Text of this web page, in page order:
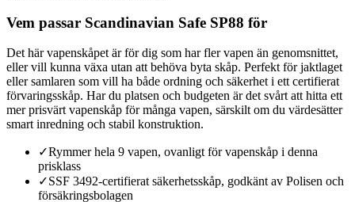
Vem passar Scandinavian Safe SP88 för
Det här vapenskåpet är för dig som har fler vapen än genomsnittet,
eller vill kunna växa utan att behöva byta skåp. Perfekt för jaktlaget
eller samlaren som vill ha både ordning och säkerhet i ett certifierat
förvaringsskåp. Har du platsen och budgeten är det svårt att hitta ett
mer prisvärt vapenskåp för många vapen, särskilt om du värdesätter
smart inredning och stabil konstruktion.
✓Rymmer hela 9 vapen, ovanligt för vapenskåp i denna
prisklass
✓SSF 3492-certifierat säkerhetsskåp, godkänt av Polisen och
försäkringsbolagen